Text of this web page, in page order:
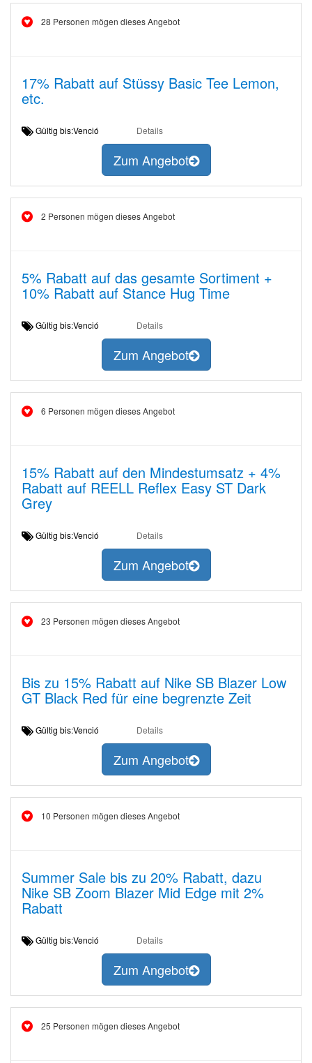
28 Personen mögen dieses Angebot
17% Rabatt auf Stüssy Basic Tee Lemon,
etc.
Gültig bis:Venció Details
Zum Angebot
2 Personen mögen dieses Angebot
5% Rabatt auf das gesamte Sortiment +
10% Rabatt auf Stance Hug Time
Gültig bis:Venció Details
Zum Angebot
6 Personen mögen dieses Angebot
15% Rabatt auf den Mindestumsatz + 4%
Rabatt auf REELL Reflex Easy ST Dark
Grey
Gültig bis:Venció Details
Zum Angebot
23 Personen mögen dieses Angebot
Bis zu 15% Rabatt auf Nike SB Blazer Low
GT Black Red für eine begrenzte Zeit
Gültig bis:Venció Details
Zum Angebot
10 Personen mögen dieses Angebot
Summer Sale bis zu 20% Rabatt, dazu
Nike SB Zoom Blazer Mid Edge mit 2%
Rabatt
Gültig bis:Venció Details
Zum Angebot
25 Personen mögen dieses Angebot